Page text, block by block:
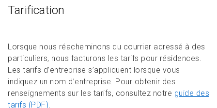
Tarification
Lorsque nous réacheminons du courrier adressé à des
particuliers, nous facturons les tarifs pour résidences.
Les tarifs d’entreprise s’appliquent lorsque vous
indiquez un nom d’entreprise. Pour obtenir des
renseignements sur les tarifs, consultez notre guide des
tarifs (PDF).